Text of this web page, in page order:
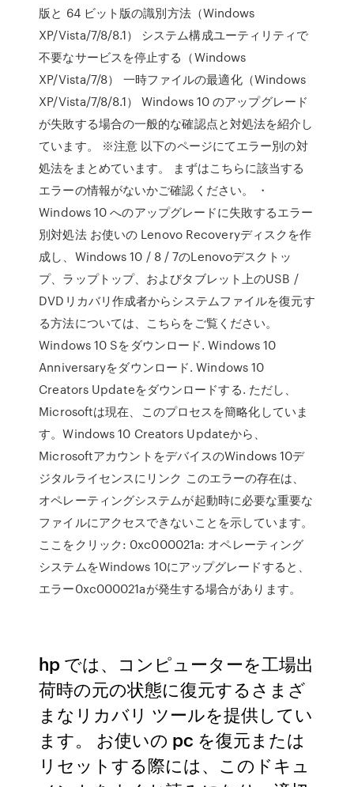
版と 64 ビット版の識別方法（Windows
XP/Vista/7/8/8.1） システム構成ユーティリティで
不要なサービスを停止する（Windows
XP/Vista/7/8） 一時ファイルの最適化（Windows
XP/Vista/7/8/8.1） Windows 10 のアップグレード
が失敗する場合の一般的な確認点と対処法を紹介し
ています。 ※注意 以下のページにてエラー別の対
処法をまとめています。 まずはこちらに該当する
エラーの情報がないかご確認ください。 ・
Windows 10 へのアップグレードに失敗するエラー
別対処法 お使いの Lenovo Recoveryディスクを作
成し、Windows 10 / 8 / 7のLenovoデスクトッ
プ、ラップトップ、およびタブレット上のUSB /
DVDリカバリ作成者からシステムファイルを復元す
る方法については、こちらをご覧ください。
Windows 10 Sをダウンロード. Windows 10
Anniversaryをダウンロード. Windows 10
Creators Updateをダウンロードする. ただし、
Microsoftは現在、このプロセスを簡略化していま
す。Windows 10 Creators Updateから、
MicrosoftアカウントをデバイスのWindows 10デ
ジタルライセンスにリンク このエラーの存在は、
オペレーティングシステムが起動時に必要な重要な
ファイルにアクセスできないことを示しています。
ここをクリック: 0xc000021a: オペレーティング
システムをWindows 10にアップグレードすると、
エラー0xc000021aが発生する場合があります。
hp では、コンピューターを工場出
荷時の元の状態に復元するさまざ
まなリカバリ ツールを提供してい
ます。 お使いの pc を復元または
リセットする際には、このドキュ